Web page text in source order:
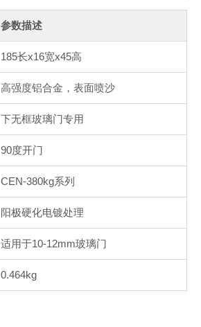
参数描述
185长x16宽x45高
高强度铝合金，表面喷沙
下无框玻璃门专用
90度开门
CEN-380kg系列
阳极硬化电镀处理
适用于10-12mm玻璃门
0.464kg